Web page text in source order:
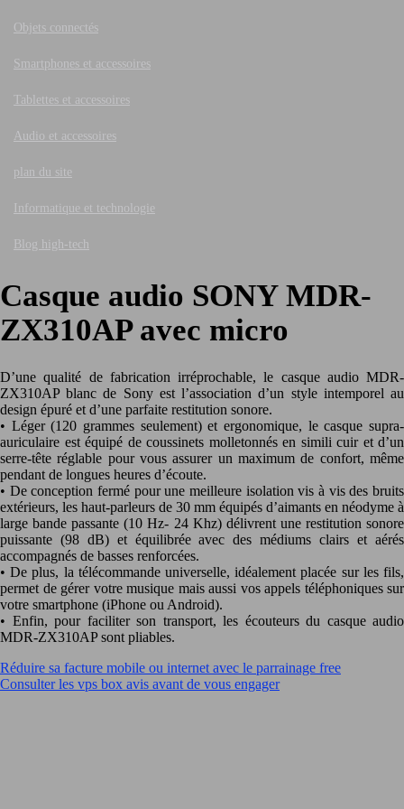
Objets connectés
Smartphones et accessoires
Tablettes et accessoires
Audio et accessoires
plan du site
Informatique et technologie
Blog high-tech
Casque audio SONY MDR-
ZX310AP avec micro
D’une qualité de fabrication irréprochable, le casque audio MDR-
ZX310AP blanc de Sony est l’association d’un style intemporel au
design épuré et d’une parfaite restitution sonore.
• Léger (120 grammes seulement) et ergonomique, le casque supra-
auriculaire est équipé de coussinets molletonnés en simili cuir et d’un
serre-tête réglable pour vous assurer un maximum de confort, même
pendant de longues heures d’écoute.
• De conception fermé pour une meilleure isolation vis à vis des bruits
extérieurs, les haut-parleurs de 30 mm équipés d’aimants en néodyme à
large bande passante (10 Hz- 24 Khz) délivrent une restitution sonore
puissante (98 dB) et équilibrée avec des médiums clairs et aérés
accompagnés de basses renforcées.
• De plus, la télécommande universelle, idéalement placée sur les fils,
permet de gérer votre musique mais aussi vos appels téléphoniques sur
votre smartphone (iPhone ou Android).
• Enfin, pour faciliter son transport, les écouteurs du casque audio
MDR-ZX310AP sont pliables.
Réduire sa facture mobile ou internet avec le parrainage free
Consulter les vps box avis avant de vous engager